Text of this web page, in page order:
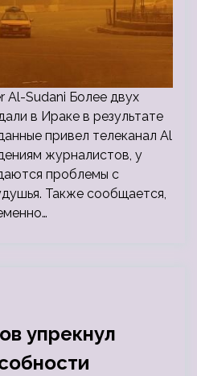
Al-Sudani Более двух
в Ираке в результате
привел телеканал Al
журналистов, у
проблемы с
Также сообщается,
упрекнул